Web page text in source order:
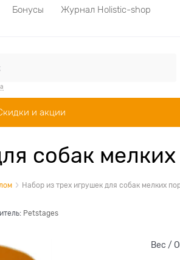
Бонусы
Журнал Holistic-shop
и акции
собак мелких
Набор из трех игрушек для собак мелких
Petstages
Вес /